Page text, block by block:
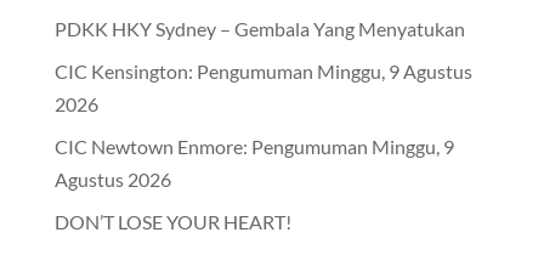
PDKK HKY Sydney – Gembala Yang Menyatukan
CIC Kensington: Pengumuman Minggu, 9 Agustus
2026
CIC Newtown Enmore: Pengumuman Minggu, 9
Agustus 2026
DON’T LOSE YOUR HEART!